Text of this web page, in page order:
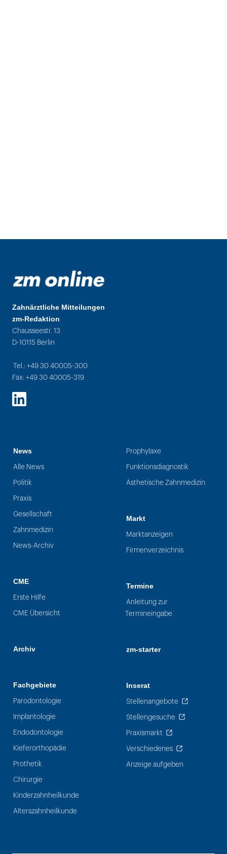
Zahnärztliche Mitteilungen
zm-Redaktion
Chausseestr. 13
D-10115 Berlin
Tel.: +49 30 40005-300
Fax: +49 30 40005-319
LinkedIn
News
Alle News
Politik
Praxis
Gesellschaft
Zahnmedizin
News-Archiv
CME
Erste Hilfe
CME Übersicht
Archiv
Fachgebiete
Parodontologie
Implantologie
Endodontologie
Kieferorthopädie
Prothetik
Chirurgie
Kinderzahnheilkunde
Alterszahnheilkunde
Prophylaxe
Funktionsdiagnostik
Ästhetische Zahnmedizin
Markt
Marktanzeigen
Firmenverzeichnis
Termine
Anleitung zur
Termineingabe
zm-starter
Inserat
Stellenangebote
Stellengesuche
Praxismarkt
Verschiedenes
Anzeige aufgeben